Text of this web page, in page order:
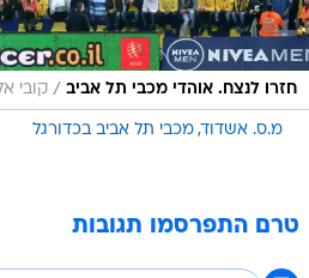
חזרו לנצח. אוהדי מכבי תל אביב / קובי
מ.ס. אשדוד מכבי תל אביב בכדורגל
טרם התפרסמו תגובות